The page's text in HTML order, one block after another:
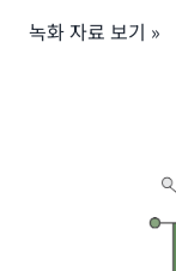
녹화 자료 보기 »